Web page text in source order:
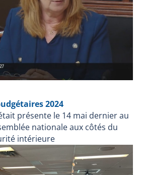
2024
présente le 14 mai dernier au
nationale aux côtés du
intérieure